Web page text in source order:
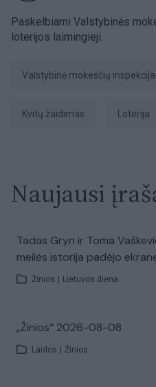
Paskelbiami Valstybinės
loterijos laimingieji.
Valstybinė mokesčių
Kvitų žaidimas Loterija
Naujausi
Tadas Gryn ir Toma
meilės istorija padėjo
Žinios Lietuvos diena
„Žinios“ 2026-08-08
Laidos Žinios